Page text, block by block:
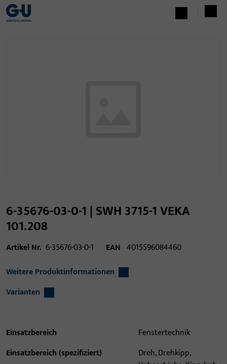
6-35676-03-0-1 | SWH 3715-1 VEKA
101.208
Artikel Nr. 6-35676-03-0-1 EAN 4015596084460
Weitere Produktinformationen
Varianten
Einsatzbereich
Fenstertechnik
Einsatzbereich (spezifiziert)
Dreh, Drehkipp,